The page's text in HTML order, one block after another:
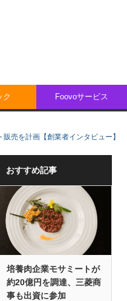
ク Foovoサービス
売を計画【創業者インタビュー】
おすすめ記事
培養肉企業モサミートが
約20億円を調達、三菱商
事も出資に参加